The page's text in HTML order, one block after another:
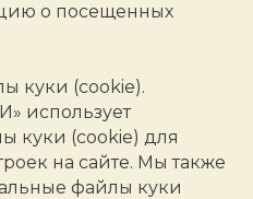
о посещенных
куки (cookie).
использует
куки (cookie) для
на сайте. Мы также
файлы куки